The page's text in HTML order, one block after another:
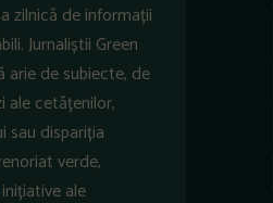
zilnică de informații
Jurnaliștii Green
arie de subiecte, de
ale cetățenilor,
sau dispariția
verde,
ale